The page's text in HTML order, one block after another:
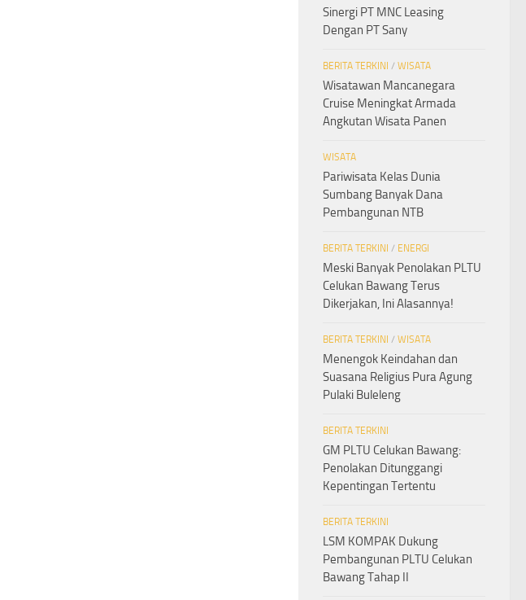
Sinergi PT MNC Leasing
Dengan PT Sany
BERITA TERKINI / WISATA
Wisatawan Mancanegara
Cruise Meningkat Armada
Angkutan Wisata Panen
WISATA
Pariwisata Kelas Dunia
Sumbang Banyak Dana
Pembangunan NTB
BERITA TERKINI / ENERGI
Meski Banyak Penolakan PLTU
Celukan Bawang Terus
Dikerjakan, Ini Alasannya!
BERITA TERKINI / WISATA
Menengok Keindahan dan
Suasana Religius Pura Agung
Pulaki Buleleng
BERITA TERKINI
GM PLTU Celukan Bawang:
Penolakan Ditunggangi
Kepentingan Tertentu
BERITA TERKINI
LSM KOMPAK Dukung
Pembangunan PLTU Celukan
Bawang Tahap II